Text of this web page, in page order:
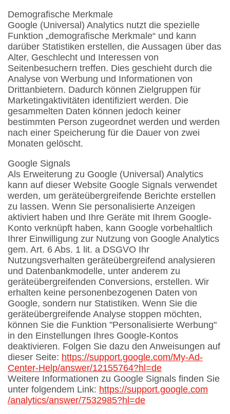
Demografische Merkmale
Google (Universal) Analytics nutzt die spezielle
Funktion „demografische Merkmale“ und kann
darüber Statistiken erstellen, die Aussagen über das
Alter, Geschlecht und Interessen von
Seitenbesuchern treffen. Dies geschieht durch die
Analyse von Werbung und Informationen von
Drittanbietern. Dadurch können Zielgruppen für
Marketingaktivitäten identifiziert werden. Die
gesammelten Daten können jedoch keiner
bestimmten Person zugeordnet werden und werden
nach einer Speicherung für die Dauer von zwei
Monaten gelöscht.
Google Signals
Als Erweiterung zu Google (Universal) Analytics
kann auf dieser Website Google Signals verwendet
werden, um geräteübergreifende Berichte erstellen
zu lassen. Wenn Sie personalisierte Anzeigen
aktiviert haben und Ihre Geräte mit Ihrem Google-
Konto verknüpft haben, kann Google vorbehaltlich
Ihrer Einwilligung zur Nutzung von Google Analytics
gem. Art. 6 Abs. 1 lit. a DSGVO Ihr
Nutzungsverhalten geräteübergreifend analysieren
und Datenbankmodelle, unter anderem zu
geräteübergreifenden Conversions, erstellen. Wir
erhalten keine personenbezogenen Daten von
Google, sondern nur Statistiken. Wenn Sie die
geräteübergreifende Analyse stoppen möchten,
können Sie die Funktion "Personalisierte Werbung"
in den Einstellungen Ihres Google-Kontos
deaktivieren. Folgen Sie dazu den Anweisungen auf
dieser Seite: https://support.google.com/My-Ad-
Center-Help/answer/12155764?hl=de
Weitere Informationen zu Google Signals finden Sie
unter folgendem Link: https://support.google.com
/analytics/answer/7532985?hl=de